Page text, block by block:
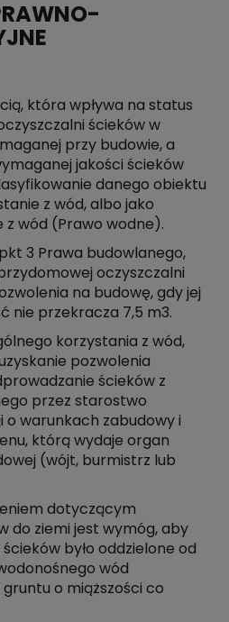
która wpływa na status
ścieków w
przy budowie, a
jakości ścieków
danego obiektu
z wód, albo jako
z wód (Prawo wodne).
pkt 3 Prawa budowlanego,
oczyszczalni
na budowę, gdy jej
nie przekracza 7,5 m3.
korzystania z wód,
pozwolenia
ścieków z
przez starostwo
o warunkach zabudowy i
którą wydaje organ
(wójt, burmistrz lub
dotyczącym
do ziemi jest wymóg, aby
było oddzielone od
wód
o miąższości co